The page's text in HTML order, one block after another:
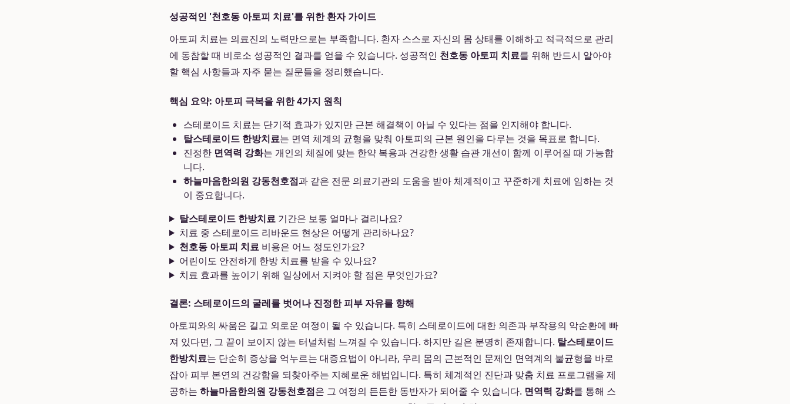
성공적인 '천호동 아토피 치료'를 위한 환자 가이드
아토피 치료는 의료진의 노력만으로는 부족합니다. 환자 스스로 자신의 몸 상태를 이해하고 적극적으로 관리
에 동참할 때 비로소 성공적인 결과를 얻을 수 있습니다. 성공적인 천호동 아토피 치료를 위해 반드시 알아야
할 핵심 사항들과 자주 묻는 질문들을 정리했습니다.
핵심 요약: 아토피 극복을 위한 4가지 원칙
스테로이드 치료는 단기적 효과가 있지만 근본 해결책이 아닐 수 있다는 점을 인지해야 합니다.
탈스테로이드 한방치료는 면역 체계의 균형을 맞춰 아토피의 근본 원인을 다루는 것을 목표로 합니다.
진정한 면역력 강화는 개인의 체질에 맞는 한약 복용과 건강한 생활 습관 개선이 함께 이루어질 때 가능합
니다.
하늘마음한의원 강동천호점과 같은 전문 의료기관의 도움을 받아 체계적이고 꾸준하게 치료에 임하는 것
이 중요합니다.
탈스테로이드 한방치료기간은 보통 얼마나 걸리나요?
치료 중 스테로이드 리바운드 현상은 어떻게 관리하나요?
천호동 아토피 치료비용은 어느 정도인가요?
어린이도 안전하게 한방 치료를 받을 수 있나요?
치료 효과를 높이기 위해 일상에서 지켜야 할 점은 무엇인가요?
결론: 스테로이드의 굴레를 벗어나 진정한 피부 자유를 향해
아토피와의 싸움은 길고 외로운 여정이 될 수 있습니다. 특히 스테로이드에 대한 의존과 부작용의 악순환에 빠
져 있다면, 그 끝이 보이지 않는 터널처럼 느껴질 수 있습니다. 하지만 길은 분명히 존재합니다. 탈스테로이드
한방치료는 단순히 증상을 억누르는 대증요법이 아니라, 우리 몸의 근본적인 문제인 면역계의 불균형을 바로
잡아 피부 본연의 건강함을 되찾아주는 지혜로운 해법입니다. 특히 체계적인 진단과 맞춤 치료 프로그램을 제
공하는 하늘마음한의원 강동천호점은 그 여정의 든든한 동반자가 되어줄 수 있습니다. 면역력 강화를 통해 스